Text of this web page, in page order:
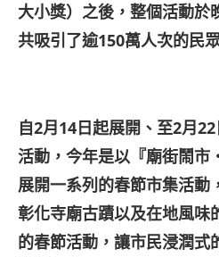
大小獎）之後，整個活動於
共吸引了逾150萬人次的民
自2月14日起展開、至2月22
活動，今年是以『廟街鬧市
展開一系列的春節市集活動
彰化寺廟古蹟以及在地風味
的春節活動，讓市民浸潤式